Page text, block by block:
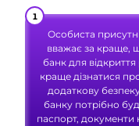
Особиста
вважає за краще,
банк для
краще дізнатися
додаткову
банку потрібно
паспорт, документи